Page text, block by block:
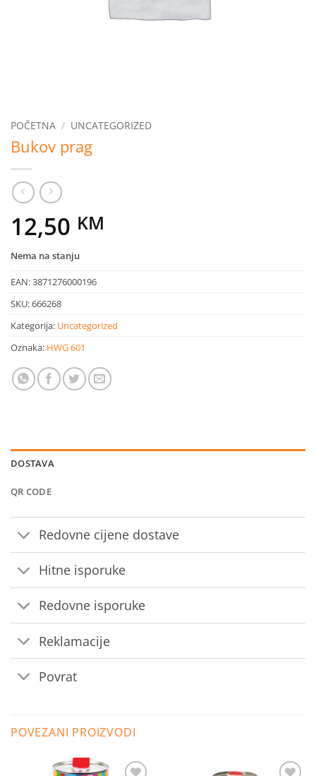
POČETNA / UNCATEGORIZED
Bukov prag
12,50 KM
Nema na stanju
EAN:3871276000196
SKU:666268
Kategorija: Uncategorized
Oznaka: HWG 601
DOSTAVA
QR CODE
Redovne cijene dostave
Hitne isporuke
Redovne isporuke
Reklamacije
Povrat
POVEZANI PROIZVODI